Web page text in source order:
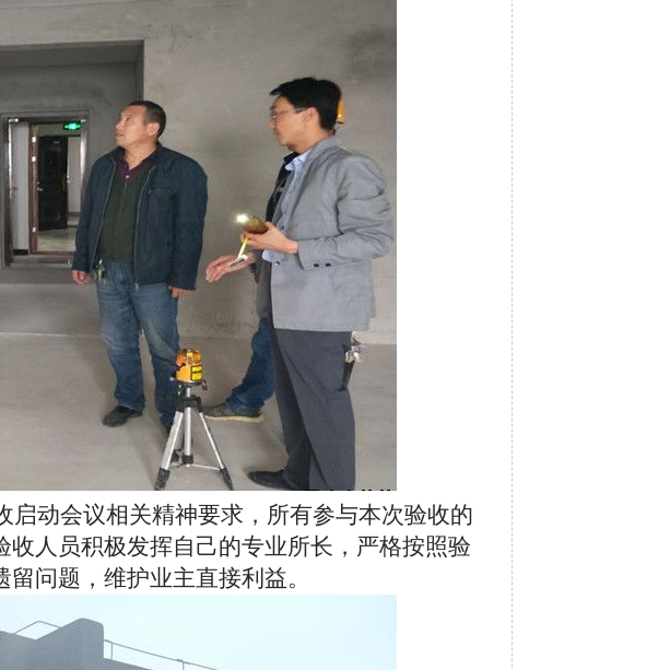
动会议相关精神要求，所有参与本次验收的
人员积极发挥自己的专业所长，严格按照验
问题，维护业主直接利益。